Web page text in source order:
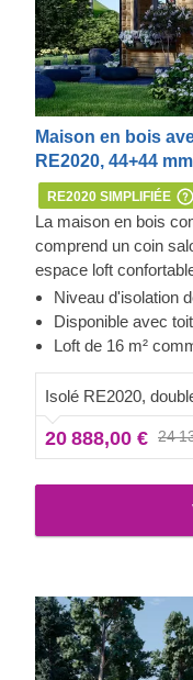
Maison en bois
RE2020, 44+44
RE2020 SIMPLIFIÉE
La maison en bois
comprend un coin
espace loft
repos au deuxième
d'une maison en bois
modèle est peut-être
Niveau d'isolation
Disponible avec
Loft de 16 m²
Isolé RE2020,
20 888,00 € 24